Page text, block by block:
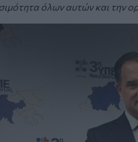
όλων αυτών και την